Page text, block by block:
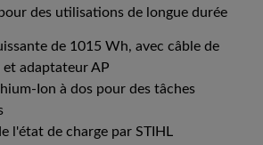
des utilisations de longue durée
de 1015 Wh, avec câble de
adaptateur AP
Ion à dos pour des tâches
l'état de charge par STIHL